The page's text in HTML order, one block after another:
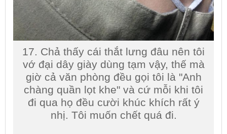
17. Chả thấy cái thắt lưng đâu nên tôi
vớ đại dây giày dùng tạm vậy, thế mà
giờ cả văn phòng đều gọi tôi là "Anh
chàng quần lọt khe" và cứ mỗi khi tôi
đi qua họ đều cười khúc khích rất ý
nhị. Tôi muốn chết quá đi.